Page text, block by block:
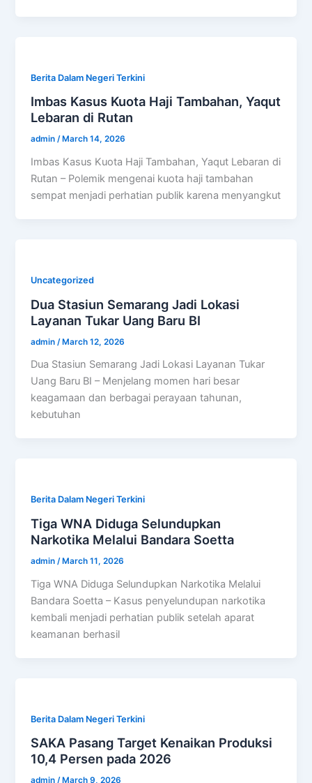
Berita Dalam Negeri Terkini
Imbas Kasus Kuota Haji Tambahan, Yaqut
Lebaran di Rutan
admin/ March 14, 2026
Imbas Kasus Kuota Haji Tambahan, Yaqut Lebaran di
Rutan – Polemik mengenai kuota haji tambahan
sempat menjadi perhatian publik karena menyangkut
Uncategorized
Dua Stasiun Semarang Jadi Lokasi
Layanan Tukar Uang Baru BI
admin /March 12, 2026
Dua Stasiun Semarang Jadi Lokasi Layanan Tukar
Uang Baru BI – Menjelang momen hari besar
keagamaan dan berbagai perayaan tahunan,
kebutuhan
Berita Dalam Negeri Terkini
Tiga WNA Diduga Selundupkan
Narkotika Melalui Bandara Soetta
admin/ March 11, 2026
Tiga WNA Diduga Selundupkan Narkotika Melalui
Bandara Soetta – Kasus penyelundupan narkotika
kembali menjadi perhatian publik setelah aparat
keamanan berhasil
Berita Dalam Negeri Terkini
SAKA Pasang Target Kenaikan Produksi
10,4 Persen pada 2026
admin/ March 9, 2026